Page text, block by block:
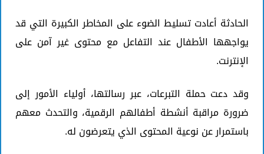
الحادثة أعادت تسليط الضوء على المخاطر الكبيرة التي قد
يواجهها الأطفال عند التفاعل مع محتوى غير آمن على
الإنترنت.
وقد دعت حملة التبرعات، عبر رسالتها، أولياء الأمور إلى
ضرورة مراقبة أنشطة أطفالهم الرقمية، والتحدث معهم
باستمرار عن نوعية المحتوى الذي يتعرضون له.